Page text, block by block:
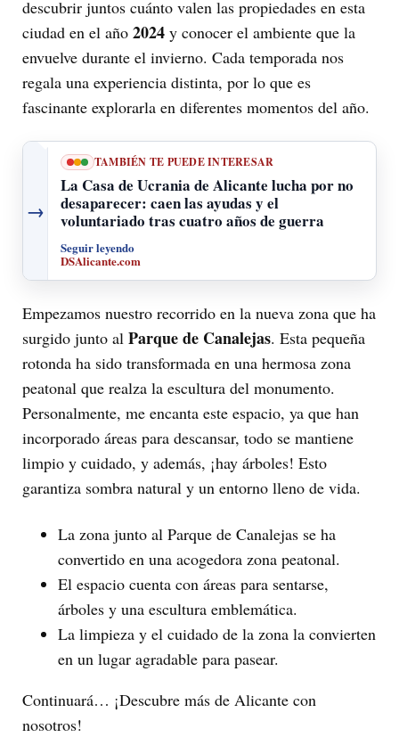
descubrir juntos cuánto valen las propiedades en esta
ciudad en el año 2024 y conocer el ambiente que la
envuelve durante el invierno. Cada temporada nos
regala una experiencia distinta, por lo que es
fascinante explorarla en diferentes momentos del año.
→
TAMBIÉN TE PUEDE INTERESAR
La Casa de Ucrania de Alicante lucha por no
desaparecer: caen las ayudas y el
voluntariado tras cuatro años de guerra
Seguir leyendo
DSAlicante.com
Empezamos nuestro recorrido en la nueva zona que ha
surgido junto al Parque de Canalejas. Esta pequeña
rotonda ha sido transformada en una hermosa zona
peatonal que realza la escultura del monumento.
Personalmente, me encanta este espacio, ya que han
incorporado áreas para descansar, todo se mantiene
limpio y cuidado, y además, ¡hay árboles! Esto
garantiza sombra natural y un entorno lleno de vida.
La zona junto al Parque de Canalejas se ha
convertido en una acogedora zona peatonal.
El espacio cuenta con áreas para sentarse,
árboles y una escultura emblemática.
La limpieza y el cuidado de la zona la convierten
en un lugar agradable para pasear.
Continuará… ¡Descubre más de Alicante con
nosotros!